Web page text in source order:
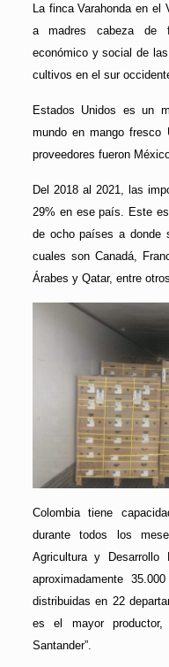
La finca Varahonda en el
a madres cabeza de
económico y social de
cultivos en el sur
Estados Unidos es un
mundo en mango fresco
proveedores fueron
Del 2018 al 2021, las
29% en ese país. Este
de ocho países a donde
cuales son Canadá,
Árabes y Qatar, entre otros.
Colombia tiene
durante todos los
Agricultura y Desarrollo
aproximadamente
distribuidas en 22
es el mayor
Santander”.